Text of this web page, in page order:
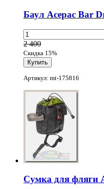
Баул Acepac Bar
2 400
Скидка 15%
Артикул: mt-175816
Сумка для фляги